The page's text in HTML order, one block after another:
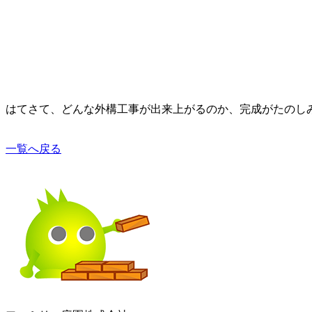
はてさて、どんな外構工事が出来上がるのか、完成がたのし
一覧へ戻る